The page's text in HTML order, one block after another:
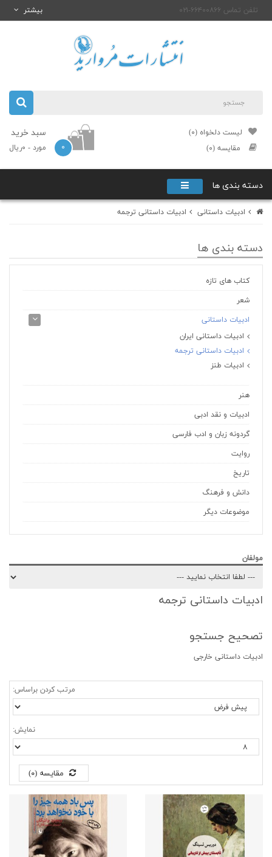
تلفن تماس ۶۶۴۰۰۸۶۶-۰۲۱ بیشتر
لیست دلخواه (۰)
مقایسه (۰)
سبد خرید
۰ مورد - ۰ریال
دسته بندی ها
ادبیات داستانی ادبیات داستانی ترجمه
دسته بندی ها
کتاب های تازه
شعر
ادبیات داستانی
ادبیات داستانی ایران
ادبیات داستانی ترجمه
ادبیات طنز
هنر
ادبیات و نقد ادبی
گردونه زبان و ادب فارسی
روایت
تاریخ
دانش و فرهنگ
موضوعات دیگر
مولفان
ادبیات داستانی ترجمه
تصحیح جستجو
ادبیات داستانی خارجی
مرتب کردن براساس:
نمایش:
مقایسه (۰)